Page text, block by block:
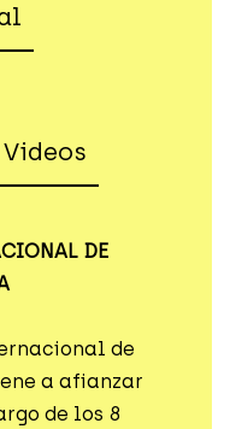
Videos
DE
de
a afianzar
de los 8